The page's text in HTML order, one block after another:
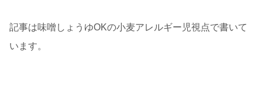
記事は味噌しょうゆOKの小麦アレルギー児視点で書いて
います。